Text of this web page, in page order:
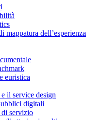
mappatura dell’esperienza
euristica
il service design
digitali
servizio